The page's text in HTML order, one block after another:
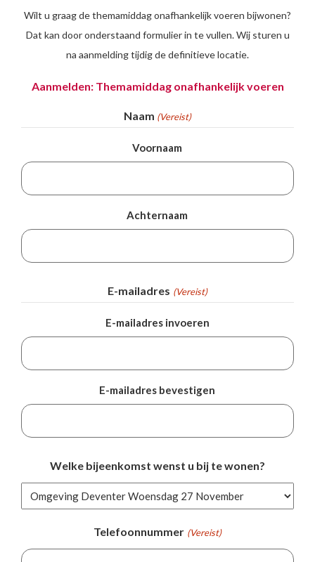
Wilt u graag de themamiddag onafhankelijk voeren bijwonen?
Dat kan door onderstaand formulier in te vullen. Wij sturen u
na aanmelding tijdig de definitieve locatie.
Aanmelden: Themamiddag onafhankelijk voeren
Naam (Vereist)
Voornaam
Achternaam
E-mailadres (Vereist)
E-mailadres invoeren
E-mailadres bevestigen
Welke bijeenkomst wenst u bij te wonen?
Telefoonnummer (Vereist)